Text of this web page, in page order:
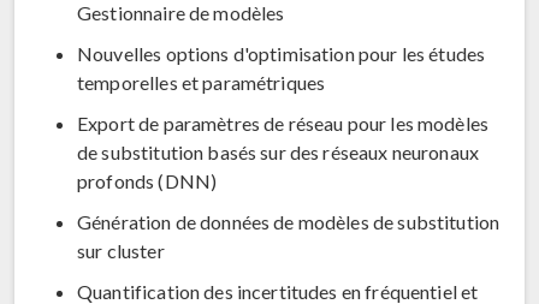
Gestionnaire de modèles
Nouvelles options d'optimisation pour les études
temporelles et paramétriques
Export de paramètres de réseau pour les modèles
de substitution basés sur des réseaux neuronaux
profonds (DNN)
Génération de données de modèles de substitution
sur cluster
Quantification des incertitudes en fréquentiel et